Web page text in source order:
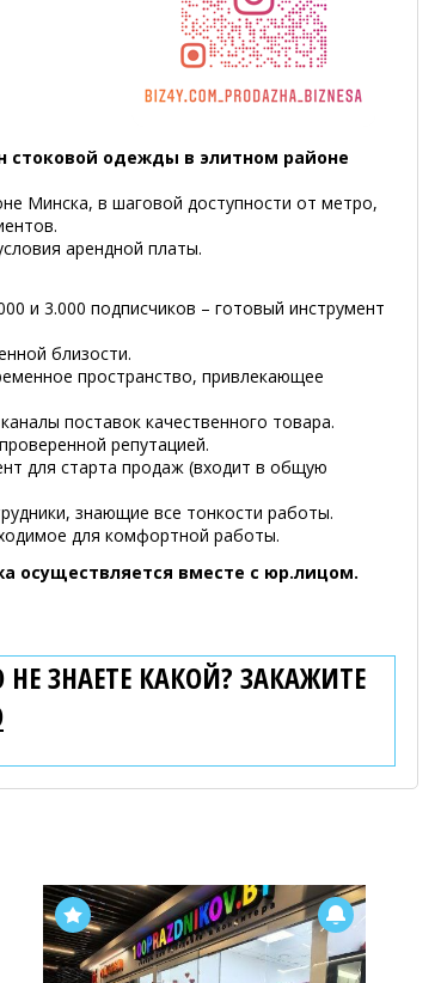
стоковой одежды в элитном районе
Минска, в шаговой доступности от метро,
арендной платы.
и 3.000 подписчиков – готовый инструмент
близости.
пространство, привлекающее
поставок качественного товара.
репутацией.
для старта продаж (входит в общую
знающие все тонкости работы.
для комфортной работы.
осуществляется вместе с юр.лицом.
ЗНАЕТЕ КАКОЙ? ЗАКАЖИТЕ